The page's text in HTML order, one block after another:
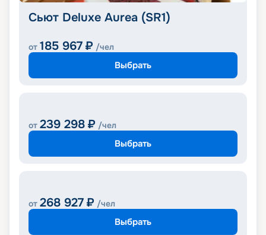
Сьют Deluxe Aurea (SR1)
от 185 967 ₽ /чел
Выбрать
от 239 298 ₽ /чел
Выбрать
от 268 927 ₽ /чел
Выбрать